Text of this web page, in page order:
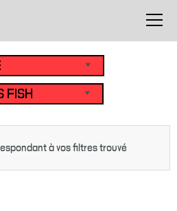
à vos filtres trouvé